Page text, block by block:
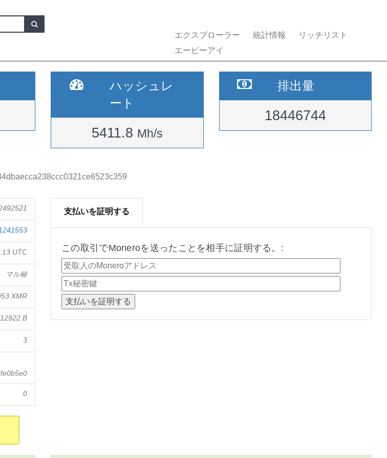
エクスプローラー 統計情報
リッチリスト
エーピーアイ
ハッシュレ
ート
5411.8 Mh/s
排出量
18446744
UTC
マル秘
XMR
12922 B
3
0
支払いを証明する
この取引でMoneroを送ったことを相手に証明する。: